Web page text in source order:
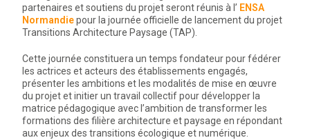
partenaires et soutiens du projet seront réunis à l’ ENSA
Normandiepour la journée officielle de lancement du projet
Transitions Architecture Paysage (TAP).
Cette journée constituera un temps fondateur pour fédérer
les actrices et acteurs des établissements engagés,
présenter les ambitions et les modalités de mise en œuvre
du projet et initier un travail collectif pour développer la
matrice pédagogique avec l’ambition de transformer les
formations des filière architecture et paysage en répondant
aux enjeux des transitions écologique et numérique.